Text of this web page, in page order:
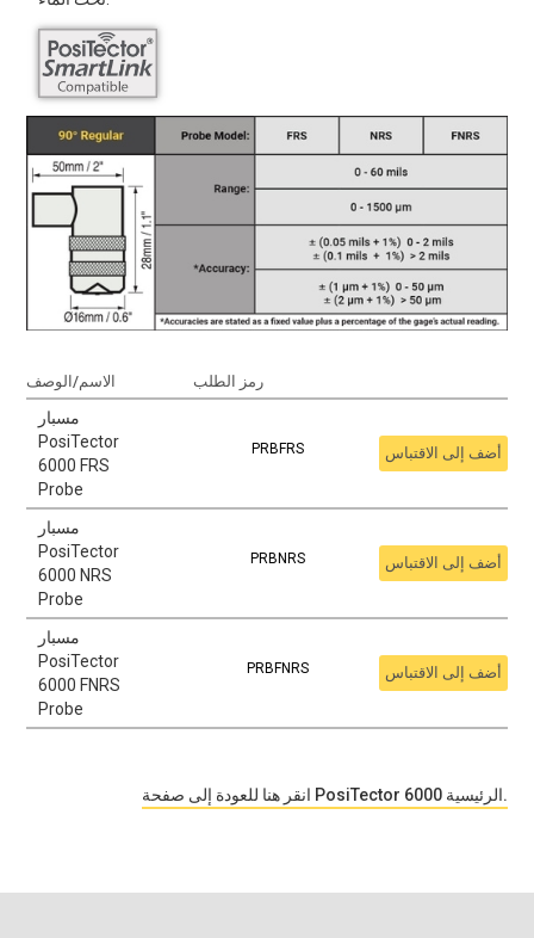
الاسم/الوصف رمز الطلب
مسبار
PosiTector
6000 FRS
Probe
PRBFRS أضف إلى الاقتباس
مسبار
PosiTector
6000 NRS
Probe
PRBNRS أضف إلى الاقتباس
مسبار
PosiTector
6000 FNRS
Probe
PRBFNRS أضف إلى الاقتباس
انقر هنا للعودة إلى صفحة PosiTector 6000 الرئيسية.